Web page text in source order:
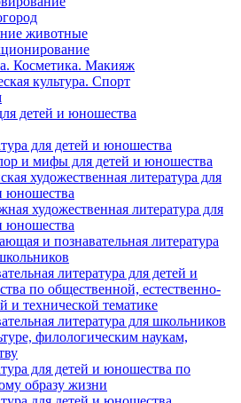
животные
Косметика. Макияж
культура. Спорт
детей и юношества
для детей и юношества
и мифы для детей и юношества
художественная литература для
юношества
художественная литература для
юношества
и познавательная литература
литература для детей и
по общественной, естественно-
и технической тематике
литература для школьников
филологическим наукам,
для детей и юношества по
образу жизни